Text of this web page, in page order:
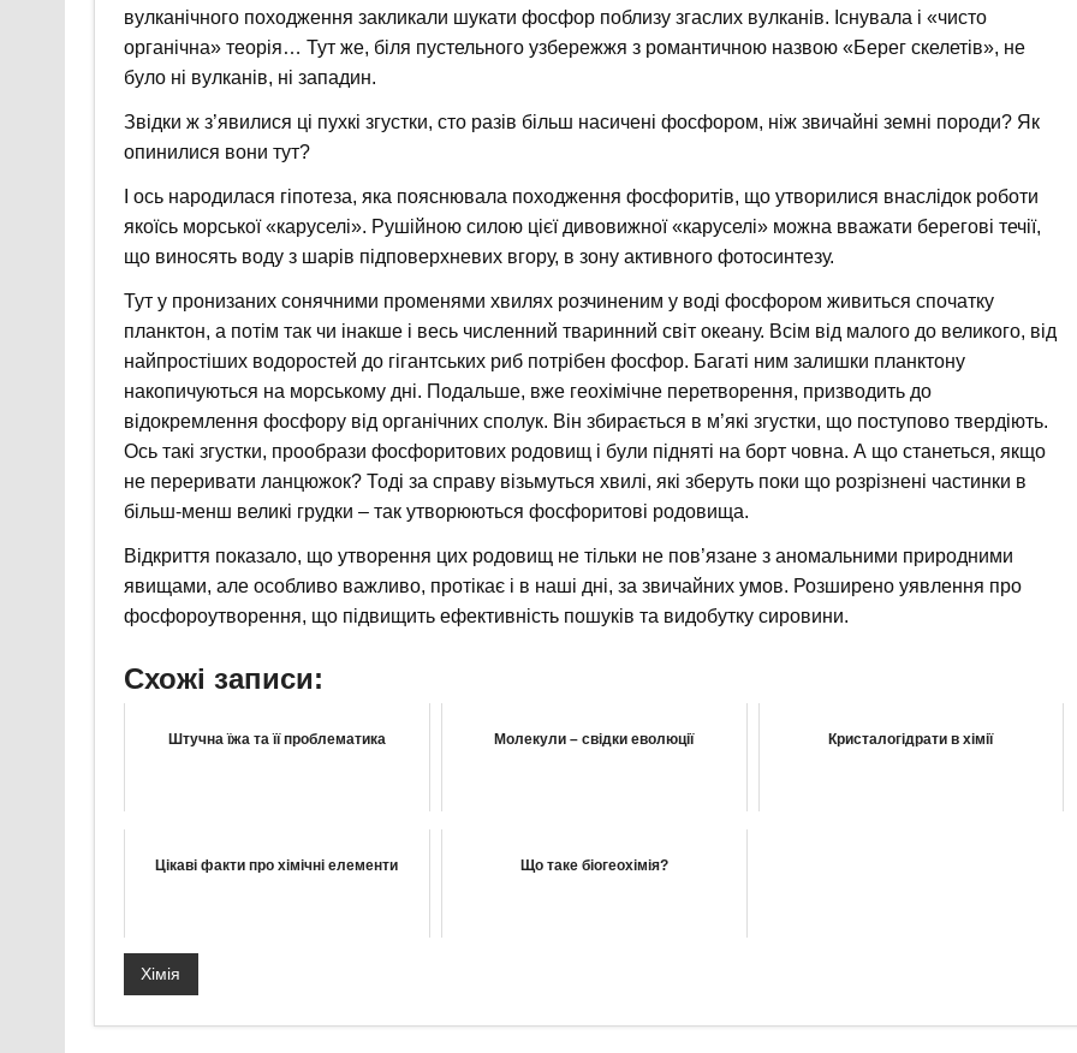
вулканічного походження закликали шукати фосфор поблизу згаслих вулканів. Існувала і «чисто
органічна» теорія… Тут же, біля пустельного узбережжя з романтичною назвою «Берег скелетів», не
було ні вулканів, ні западин.
Звідки ж з’явилися ці пухкі згустки, сто разів більш насичені фосфором, ніж звичайні земні породи? Як
опинилися вони тут?
І ось народилася гіпотеза, яка пояснювала походження фосфоритів, що утворилися внаслідок роботи
якоїсь морської «каруселі». Рушійною силою цієї дивовижної «каруселі» можна вважати берегові течії,
що виносять воду з шарів підповерхневих вгору, в зону активного фотосинтезу.
Тут у пронизаних сонячними променями хвилях розчиненим у воді фосфором живиться спочатку
планктон, а потім так чи інакше і весь численний тваринний світ океану. Всім від малого до великого, від
найпростіших водоростей до гігантських риб потрібен фосфор. Багаті ним залишки планктону
накопичуються на морському дні. Подальше, вже геохімічне перетворення, призводить до
відокремлення фосфору від органічних сполук. Він збирається в м’які згустки, що поступово твердіють.
Ось такі згустки, прообрази фосфоритових родовищ і були підняті на борт човна. А що станеться, якщо
не переривати ланцюжок? Тоді за справу візьмуться хвилі, які зберуть поки що розрізнені частинки в
більш-менш великі грудки – так утворюються фосфоритові родовища.
Відкриття показало, що утворення цих родовищ не тільки не пов’язане з аномальними природними
явищами, але особливо важливо, протікає і в наші дні, за звичайних умов. Розширено уявлення про
фосфороутворення, що підвищить ефективність пошуків та видобутку сировини.
Схожі записи:
Штучна їжа та її проблематика Молекули – свідки еволюції Кристалогідрати в хімії
Цікаві факти про хімічні елементи Що таке біогеохімія?
Хімія